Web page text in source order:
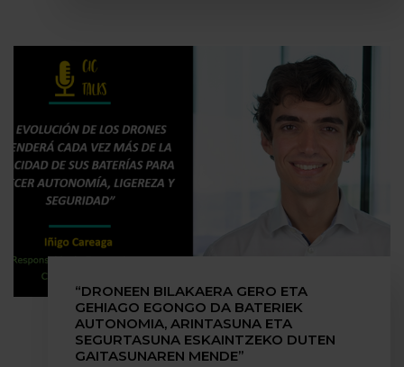
“DRONEEN BILAKAERA GERO ETA
GEHIAGO EGONGO DA BATERIEK
AUTONOMIA, ARINTASUNA ETA
SEGURTASUNA ESKAINTZEKO DUTEN
GAITASUNAREN MENDE”